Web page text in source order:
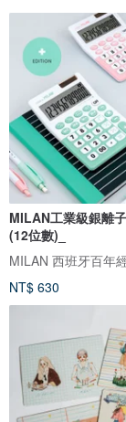
MILAN工業級銀離
(12位數)_
MILAN 西班牙百年
NT$ 630